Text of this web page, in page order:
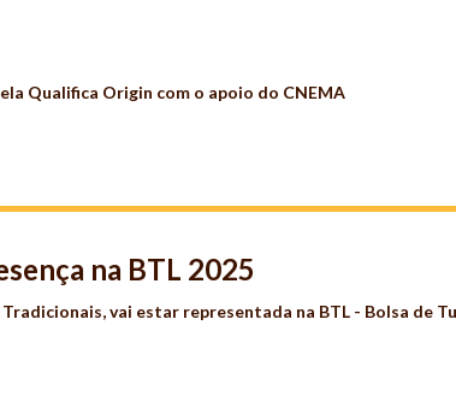
Qualifica Origin com o apoio do CNEMA
na BTL 2025
Tradicionais, vai estar representada na BTL - Bolsa de